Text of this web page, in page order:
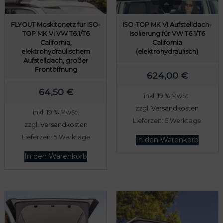
FLYOUT Moskitonetz für ISO-
TOP MK VI VW T6.1/T6
California,
elektrohydraulischem
Aufstelldach, großer
Frontöffnung
64,50 €
inkl. 19 % MwSt.
zzgl. Versandkosten
Lieferzeit: 5 Werktage
In den Warenkorb
ISO-TOP MK VI Aufstelldach-
Isolierung für VW T6.1/T6
California
(elektrohydraulisch)
624,00 €
inkl. 19 % MwSt.
zzgl.Versandkosten
Lieferzeit: 5 Werktage
In den Warenkorb